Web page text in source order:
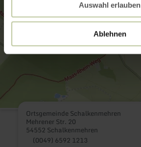
Auswahl erlauben
Ablehnen
Ortsgemeinde Schalkenmehren
Mehrener Str. 20
54552 Schalkenmehren
(0049) 6592 1213